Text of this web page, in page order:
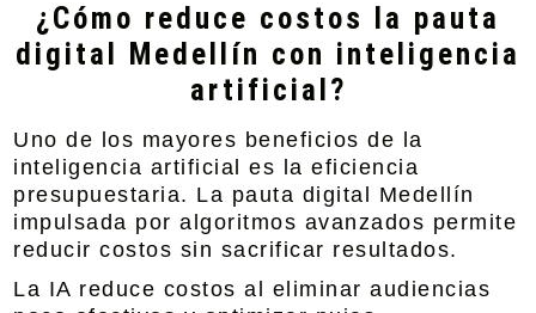
¿Cómo reduce costos la pauta
digital Medellín con inteligencia
artificial?
Uno de los mayores beneficios de la
inteligencia artificial es la eficiencia
presupuestaria. La pauta digital Medellín
impulsada por algoritmos avanzados permite
reducir costos sin sacrificar resultados.
La IA reduce costos al eliminar audiencias